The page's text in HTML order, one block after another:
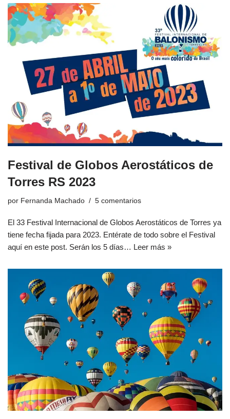
Festival de Globos Aerostáticos de
Torres RS 2023
por Fernanda Machado 5 comentarios
El 33 Festival Internacional de Globos Aerostáticos de Torres ya
tiene fecha fijada para 2023. Entérate de todo sobre el Festival
aquí en este post. Serán los 5 días… Leer más »